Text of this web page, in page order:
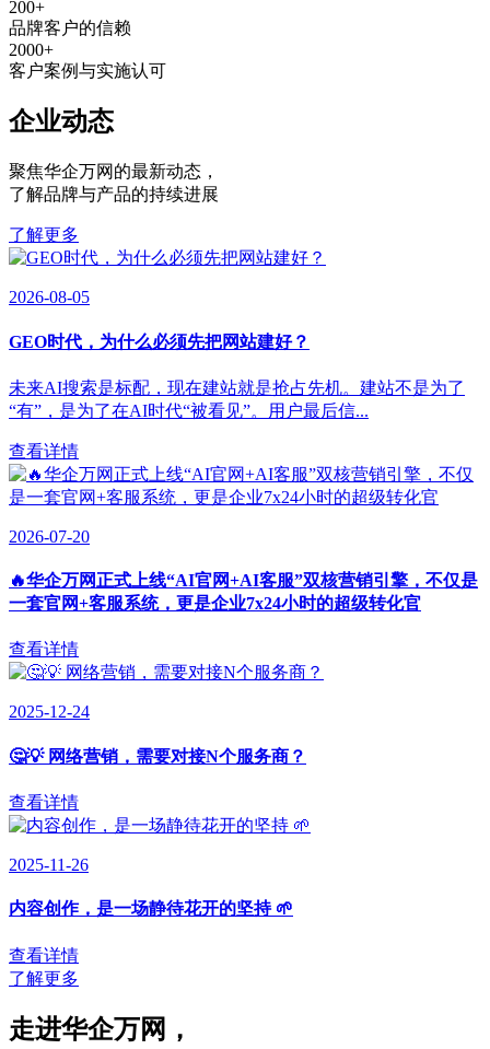
200+
品牌客户的信赖
2000+
客户案例与实施认可
企业动态
聚焦华企万网的最新动态 ，
了解品牌与产品的持续进展
了解更多
2026-08-05
GEO时代，为什么必须先把网站建好？
未来AI搜索是标配，现在建站就是抢占先机。建站不是为了
“有”，是为了在AI时代“被看见”。用户最后信...
查看详情
2026-07-20
🔥华企万网正式上线“AI官网+AI客服”双核营销引擎，不仅是
一套官网+客服系统，更是企业7x24小时的超级转化官
查看详情
2025-12-24
🤔💡 网络营销，需要对接N个服务商？
查看详情
2025-11-26
内容创作，是一场静待花开的坚持 🌱
查看详情
了解更多
走进华企万网 ，